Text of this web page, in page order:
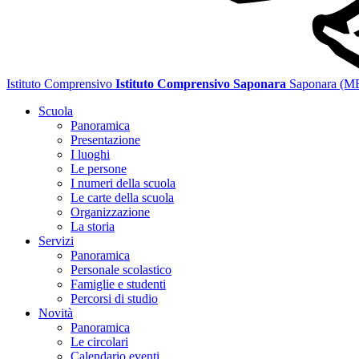
Istituto Comprensivo Istituto Comprensivo Saponara Saponara
Scuola
Panoramica
Presentazione
I luoghi
Le persone
I numeri della scuola
Le carte della scuola
Organizzazione
La storia
Servizi
Panoramica
Personale scolastico
Famiglie e studenti
Percorsi di studio
Novità
Panoramica
Le circolari
Calendario eventi